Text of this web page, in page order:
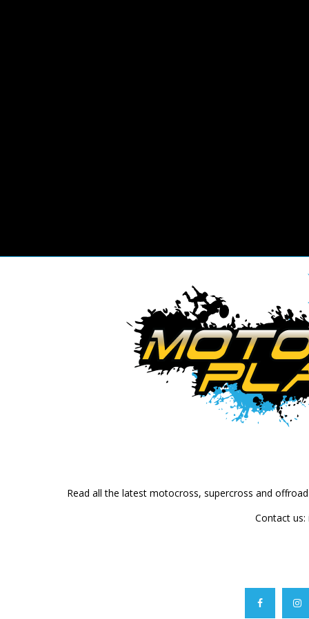
Read all the latest motocross, supercross and
Contact us: